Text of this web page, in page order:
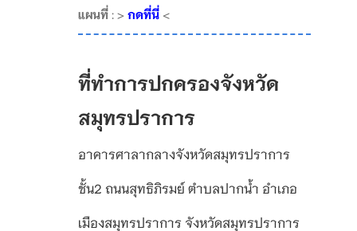
แผนที่ : > กดที่นี่ <
ที่ทำการปกครองจังหวัด
สมุทรปราการ
อาคารศาลากลางจังหวัดสมุทรปราการ
ชั้น2 ถนนสุทธิภิรมย์ ตำบลปากน้ำ อำเภอ
เมืองสมุทรปราการ จังหวัดสมุทรปราการ